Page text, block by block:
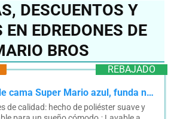
DESCUENTOS Y
EN EDREDONES DE
BROS
REBAJADO
Juego de cama Super Mario azul, funda nórdica de 140 x 200 cm + funda de almohada, 100% poliéster
de calidad: hecho de poliéster suave y